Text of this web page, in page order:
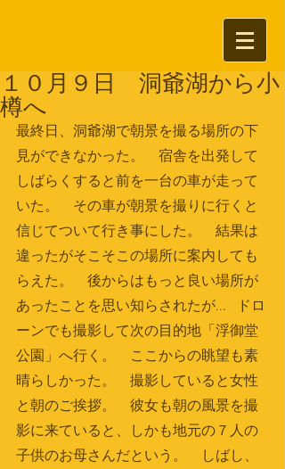
１０月９日 洞爺湖から小
樽へ
最終日、洞爺湖で朝景を撮る場所の下
見ができなかった。　宿舎を出発して
しばらくすると前を一台の車が走って
いた。　その車が朝景を撮りに行くと
信じてついて行き事にした。　結果は
違ったがそこそこの場所に案内しても
らえた。　後からはもっと良い場所が
あったことを思い知らされたが...   ドロ
ーンでも撮影して次の目的地「浮御堂
公園」へ行く。　ここからの眺望も素
晴らしかった。　撮影していると女性
と朝のご挨拶。　彼女も朝の風景を撮
影に来ていると、しかも地元の７人の
子供のお母さんだという。　しばし、